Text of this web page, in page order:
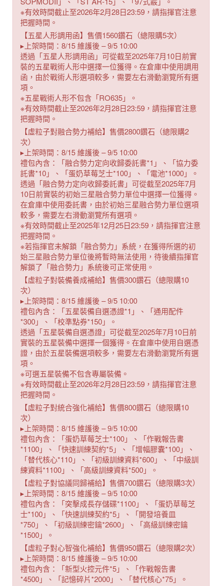
※有效時間截止至2026年2月28日23:59，請指揮官注意
把握時間。
【五星人形調用函】售價1560鑽石（總限購5次）
▸上架時間：8/15 維護後 – 9/5 10:00
透過「五星人形調用函」可從截至2025年7月10日前實
裝的五星戰術人形中選擇一位獲得。在倉庫中使用調用
函，由於戰術人形選項較多，需要左右滑動瀏覽所有選
項。
※五星戰術人形不包含「RO635」。
※有效時間截止至2026年2月28日23:59，請指揮官注意
把握時間。
【虛粒子對融合勢力補給】售價2800鑽石（總限購2
次）
▸上架時間：8/15 維護後 – 9/5 10:00
禮包內含：「融合勢力定向收歸委託書*1」、「協力委
託書*10」、「蛋奶草莓芝士*100」、「電池*1000」。
透過「融合勢力定向收歸委託書」可從截至2025年7月
10日前實裝的初始三星融合勢力單位中選擇一位獲得。
在倉庫中使用委託書，由於初始三星融合勢力單位選項
較多，需要左右滑動瀏覽所有選項。
※有效時間截止至2025年12月25日23:59，請指揮官注意
把握時間。
※若指揮官未解鎖「融合勢力」系統，在獲得所選的初
始三星融合勢力單位後將暫時無法使用，待後續指揮官
解鎖了「融合勢力」系統後可正常使用。
【虛粒子對裝備養成補給】售價300鑽石（總限購10
次）
▸上架時間：8/15 維護後 – 9/5 10:00
禮包內含：「五星裝備自選憑證*1」、「通用配件
*300」、「校準點券*150」。
透過「五星裝備自選憑證」可從截至2025年7月10日前
實裝的五星裝備中選擇一個獲得。在倉庫中使用自選憑
證，由於五星裝備選項較多，需要左右滑動瀏覽所有選
項。
※可選五星裝備不包含專屬裝備。
※有效時間截止至2026年2月28日23:59，請指揮官注意
把握時間。
【虛粒子對統合強化補給】售價800鑽石（總限購10
次）
▸上架時間：8/15 維護後 – 9/5 10:00
禮包內含：「蛋奶草莓芝士*100」、「作戰報告書
*1100」、「快速訓練契約*5」、「增幅膠囊*100」、
「替代核心*110」、「初級訓練資料*600」、「中級訓
練資料*1100」、「高級訓練資料*500」。
【虛粒子對協議同歸補給】售價700鑽石（總限購3次）
▸上架時間：8/15 維護後 – 9/5 10:00
禮包內含：「突擊成長存儲碟*1100」、「蛋奶草莓芝
士*100」、「快速訓練契約*5」、「開發培養皿
*750」、「初級訓練密鑰*2600」、「高級訓練密鑰
*1500」。
【虛粒子對心智強化補給】售價950鑽石（總限購2次）
▸上架時間：8/15 維護後 – 9/5 10:00
禮包內含：「新型火控元件*5」、「作戰報告書
*4500」、「記憶碎片*2000」、「替代核心*75」。